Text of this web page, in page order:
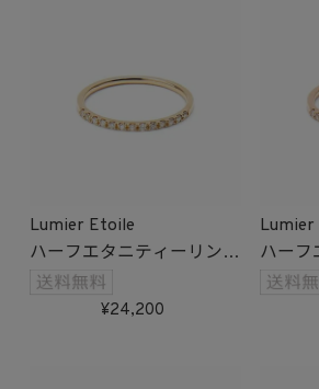
Lumier Etoile
ハーフエタニティーリング
(ゴールド)
24,200
ハーフ
(ピン